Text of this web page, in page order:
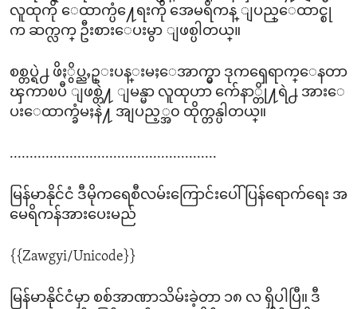
လူထုကို ေထာက္ပံ႔ေရးကို အေမရိကန္ ျပည္ေထာင္စု
က ဆက္လက္ ဦးစားေပးမွာ ျဖစ္ပါတယ္။
စစ္တပ္ရဲ႕ ဖိႏွိပ္ညႇဥ္းပန္းမႈေအာက္မွာ ဒုကၡေရာက္ေနတာ
ၾကာၿပီ ျဖစ္တဲ႔ ျမန္မာ လူထုဟာ က်ေနာ္တို႔ရဲ႕ အားေ
ပးေထာက္ခံမႈနဲ႔ အျပည့္အ၀ ထိုက္တန္ပါတယ္။
....................................................
မြန်မာနိုင်ငံ ဒီမိုကရေစီလမ်းကြောင်းပေါ် ပြန်ရောက်ရေး အ
မေရိကန်အားပေးမည်
{{Zawgyi/Unicode}}
မြန်မာနိုင်ငံမှာ စစ်အာဏာသိမ်းခဲ့တာ ၁၈ လ ရှိပါပြီ။ ဒီ